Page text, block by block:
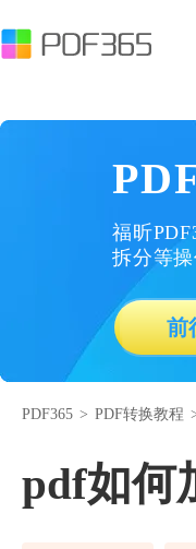
福昕
拆分等
前
PDF365 > PDF转换教程
pdf如何